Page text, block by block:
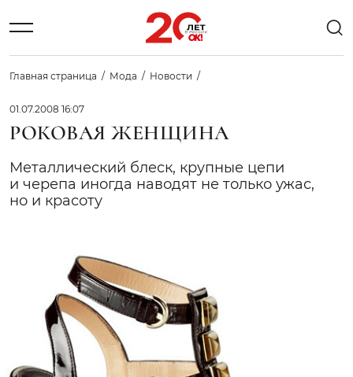
Главная страница Мода Новости
01.07.2008 16:07
РОКОВАЯ ЖЕНЩИНА
Металлический блеск, крупные цепи
и черепа иногда наводят не только ужас,
но и красоту